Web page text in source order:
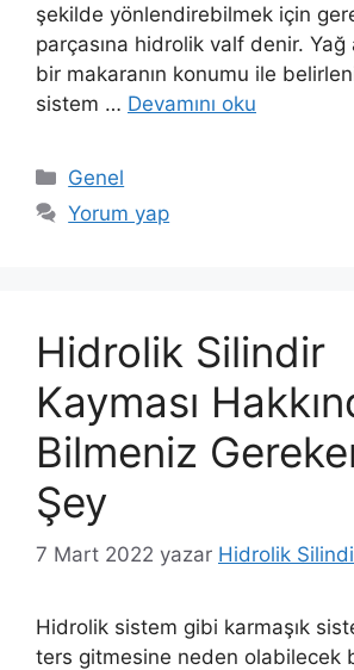
şekilde yönlendirebilmek için
parçasına hidrolik valf denir. Yağ
bir makaranın konumu ile
sistem … Devamını oku
Kategoriler
Genel
Yorum yap
Hidrolik Silindir
Kayması
Bilmeniz
Şey
7 Mart 2022 yazar Hidrolik
Hidrolik sistem gibi karmaşık
ters gitmesine neden olabilecek